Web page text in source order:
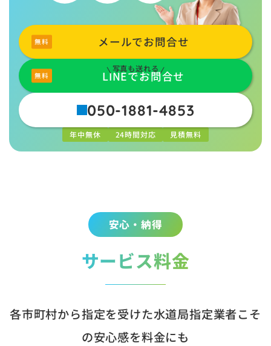
メールでお問合せ
写真も送れる
LINEでお問合せ
050-1881-4853
年中無休 24時間対応 見積無料
安心・納得
サービス料金
各市町村から指定を受けた水道局指定業者こそ
の安心感を料金にも